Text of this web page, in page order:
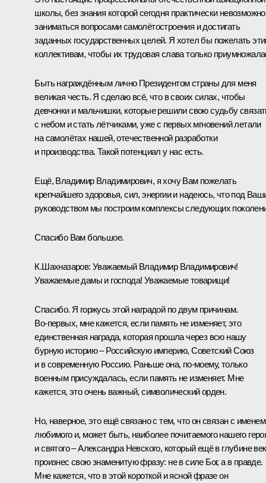
школы, без знания которой сегодня практически невозможно
заниматься вопросами самолётостроения и достигать
заданных государственных целей. Я хотел бы пожелать
коллективам, чтобы их трудовая слава только
Быть награждённым лично Президентом страны для меня
великая честь. Я сделаю всё, что в своих силах, чтобы
девчонки и мальчишки, которые решили свою судьбу
с небом и стать лётчиками, уже с первых мгновений летали
на самолётах нашей, отечественной разработки
и производства. Такой потенциал у нас есть.
Ещё, Владимир Владимирович, я хочу Вам пожелать
крепчайшего здоровья, сил, энергии и надеюсь, что под
руководством мы построим комплексы следующих
Спасибо Вам большое.
К.Шахназаров: Уважаемый Владимир Владимирович!
Уважаемые дамы и господа! Уважаемые товарищи!
Спасибо. Я горжусь этой наградой по двум причинам.
Во‑первых, мне кажется, если память не изменяет, это
единственная награда, которая прошла через всю нашу
бурную историю – Российскую империю, Советский Союз
и в современную Россию. Раньше она, по‑моему, только
военным присуждалась, если память не изменяет. Мне
кажется, это очень важный, символический орден.
Но, наверное, это ещё связано с тем, что он связан с именем
любимого и, может быть, наиболее почитаемого нашего
и святого – Александра Невского, который ещё в глубине
произнес свою знаменитую фразу: не в силе Бог, а в правде.
Мне кажется, что в этой короткой и ясной фразе он